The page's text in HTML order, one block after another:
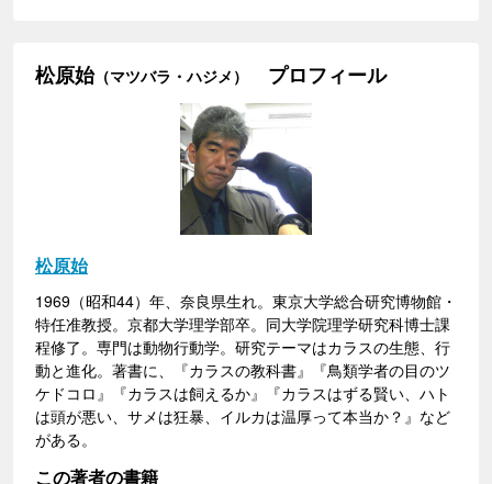
松原始（マツバラ・ハジメ） プロフィール
松原始
1969（昭和44）年、奈良県生れ。東京大学総合研究博物館・
特任准教授。京都大学理学部卒。同大学院理学研究科博士課
程修了。専門は動物行動学。研究テーマはカラスの生態、行
動と進化。著書に、『カラスの教科書』『鳥類学者の目のツ
ケドコロ』『カラスは飼えるか』『カラスはずる賢い、ハト
は頭が悪い、サメは狂暴、イルカは温厚って本当か？』など
がある。
この著者の書籍